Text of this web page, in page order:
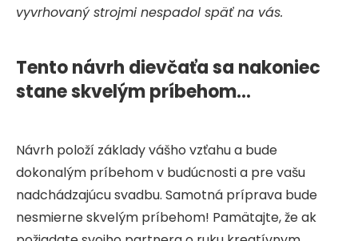
vyvrhovaný strojmi nespadol späť na vás.
Tento návrh dievčaťa sa nakoniec
stane skvelým príbehom…
Návrh položí základy vášho vzťahu a bude
dokonalým príbehom v budúcnosti a pre vašu
nadchádzajúcu svadbu. Samotná príprava bude
nesmierne skvelým príbehom! Pamätajte, že ak